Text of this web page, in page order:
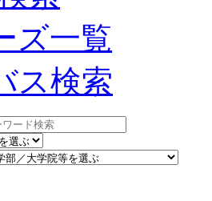
ズ一覧
ス検索